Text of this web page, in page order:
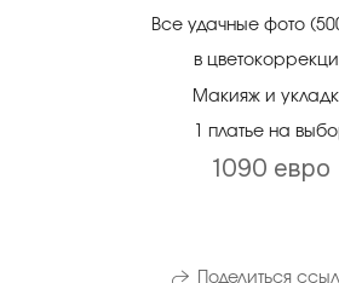
Все удачные фото
в
Макияж и
1 платье на
1090 евро
Поделиться